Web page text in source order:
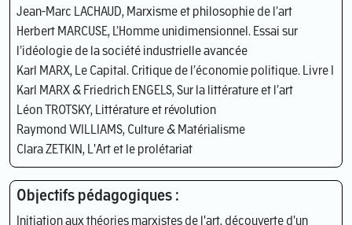
Jean-Marc LACHAUD, Marxisme et philosophie de l’art
Herbert MARCUSE, L’Homme unidimensionnel. Essai sur
l’idéologie de la société industrielle avancée
Karl MARX, Le Capital. Critique de l’économie politique. Livre I
Karl MARX & Friedrich ENGELS, Sur la littérature et l’art
Léon TROTSKY, Littérature et révolution
Raymond WILLIAMS, Culture & Matérialisme
Clara ZETKIN, L'Art et le prolétariat
Objectifs pédagogiques :
Initiation aux théories marxistes de l'art, découverte d'un